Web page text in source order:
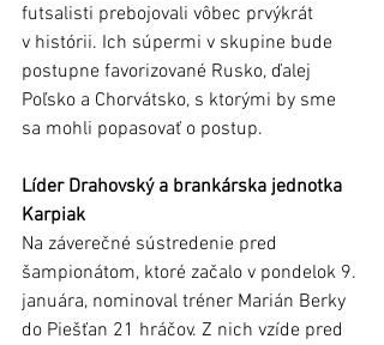
futsalisti prebojovali vôbec prvýkrát
v histórii. Ich súpermi v skupine bude
postupne favorizované Rusko, ďalej
Poľsko a Chorvátsko, s ktorými by sme
sa mohli popasovať o postup.
Líder Drahovský a brankárska jednotka
Karpiak
Na záverečné sústredenie pred
šampionátom, ktoré začalo v pondelok 9.
januára, nominoval tréner Marián Berky
do Piešťan 21 hráčov. Z nich vzíde pred